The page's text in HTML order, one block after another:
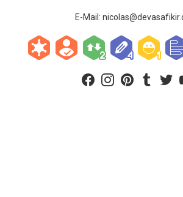
E-Mail:
facebookinstagrampinterest